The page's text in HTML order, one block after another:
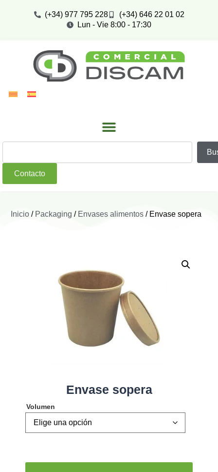
(+34) 977 795 228
(+34) 646 22 01 02
Lun - Vie 8:00 - 17:30
Contacto
Inicio / Packaging / Envases alimentos / Envase sopera
Envase sopera
Volumen